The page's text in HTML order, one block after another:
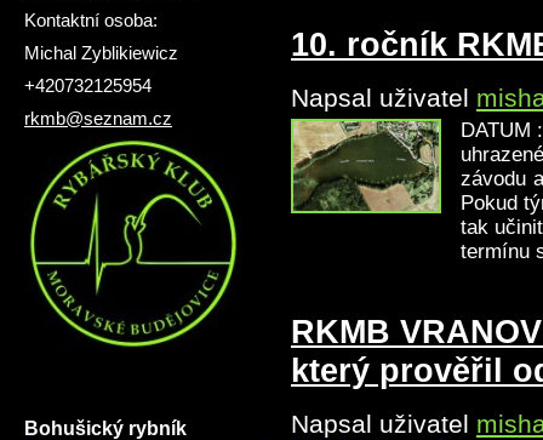
Kontaktní osoba:
Michal Zyblikiewicz
+420732125954
rkmb@seznam.cz
Bohušický rybník
10. ročník
Napsal uživatel
DATUM
Pokud
tak
RKMB
který prověřil
Napsal uživatel